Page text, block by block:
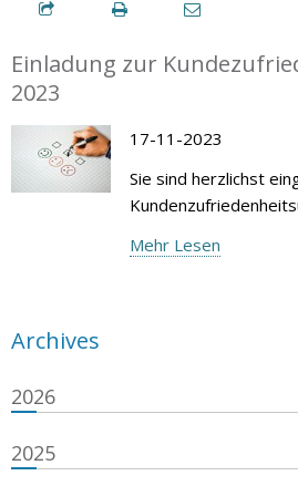
Einladung zur
2023
17-11-2023
Sie sind herzlichst
Mehr Lesen
Archives
2026
2025